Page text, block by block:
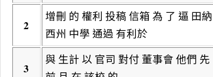
2
增刪 的 權利 投稿 信箱 為 了 逼 田納
西州 中學 通過 有利於
3
與 生計 以 官司 對付 董事會 他們 先